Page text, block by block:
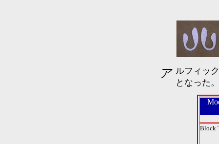
アルフィックスのバリエーションが増え、多彩なセレクトが可能
となった。
Block